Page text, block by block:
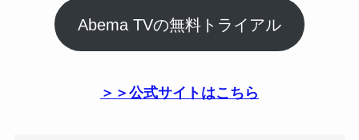
Abema TVの無料トライアル
＞＞公式サイトはこちら